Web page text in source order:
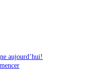
aujourd’hui!